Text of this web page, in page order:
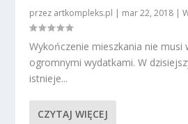
przez artkompleks.pl | mar 22, 2018 |
Wykończenie mieszkania nie musi
ogromnymi wydatkami. W
istnieje...
CZYTAJ WIĘCEJ